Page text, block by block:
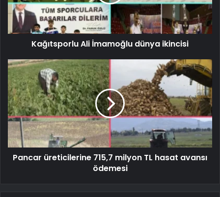
Kağıtsporlu Ali İmamoğlu dünya ikincisi
Pancar üreticilerine 715,7 milyon TL hasat avansı
ödemesi